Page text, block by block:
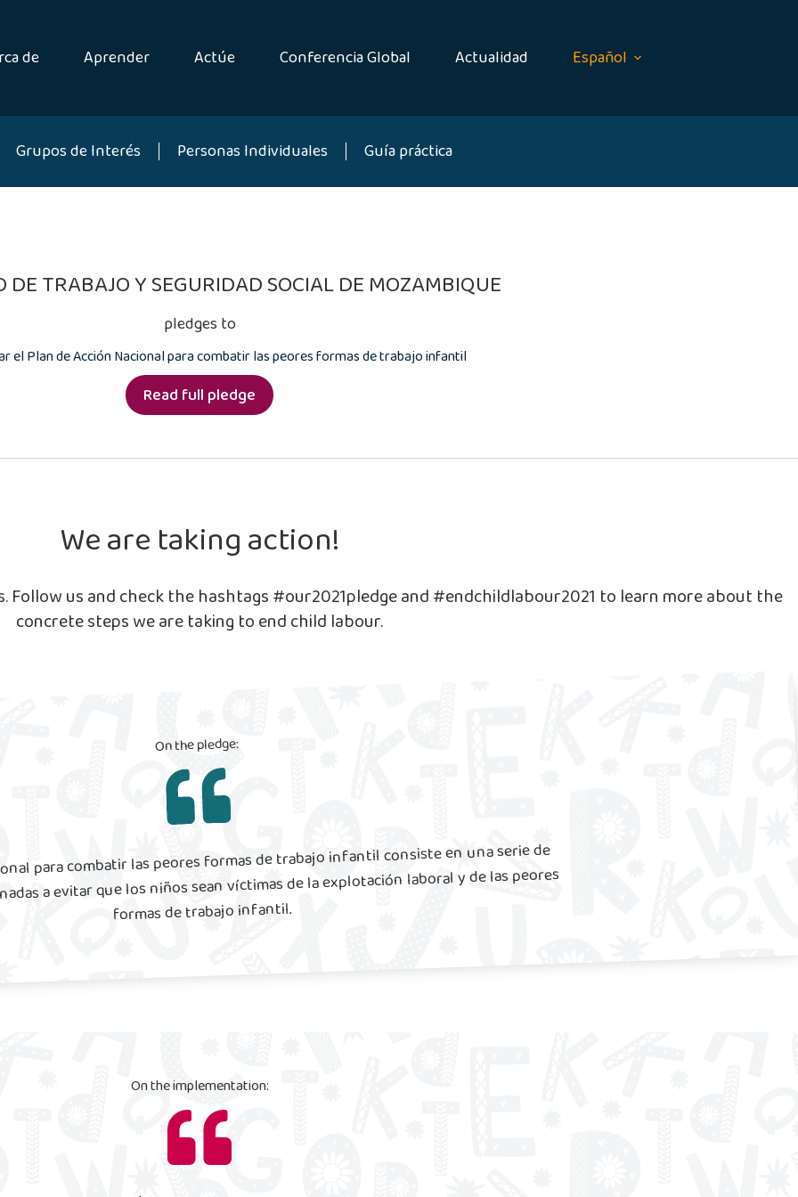
de Aprender Actúe Conferencia Global Actualidad Español
Grupos de Interés Personas Individuales Guía práctica
DE TRABAJO Y SEGURIDAD SOCIAL DE MOZAMBIQUE
pledges to
el Plan de Acción Nacional para combatir las peores formas de trabajo infantil
Read full pledge
We are taking action!
us and check the hashtags #our2021pledge and #endchildlabour2021 to learn more about the
concrete steps we are taking to end child labour.
On the pledge:
para combatir las peores formas de trabajo infantil consiste en una serie de
a evitar que los niños sean víctimas de la explotación laboral y de las peores
formas de trabajo infantil.
On the implementation: